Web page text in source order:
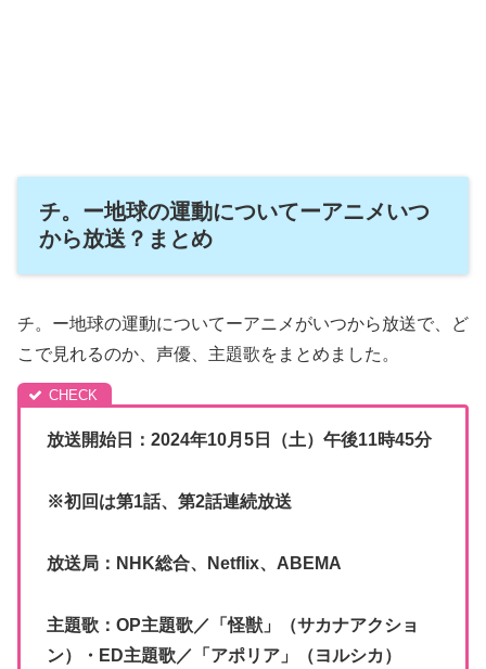
チ。ー地球の運動についてーアニメいつ
から放送？まとめ
チ。ー地球の運動についてーアニメがいつから放送で、ど
こで見れるのか、声優、主題歌をまとめました。
放送開始日：2024年10月5日（土）午後11時45分
※初回は第1話、第2話連続放送
放送局：NHK総合、Netflix、ABEMA
主題歌：OP主題歌／「怪獣」（サカナアクショ
ン）・ED主題歌／「アポリア」（ヨルシカ）